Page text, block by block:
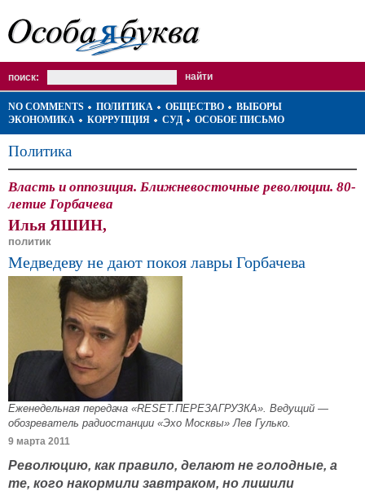
поиск:
NO COMMENTS ПОЛИТИКА ОБЩЕСТВО
ВЫБОРЫ
ЭКОНОМИКА
КОРРУПЦИЯ СУД ОСОБОЕ ПИСЬМО
Политика
Власть и оппозиция. Ближневосточные революции. 80-
летие Горбачева
Илья ЯШИН,
политик
Медведеву не дают покоя лавры Горбачева
Еженедельная передача «RESET.ПЕРЕЗАГРУЗКА». Ведущий —
обозреватель радиостанции «Эхо Москвы» Лев Гулько.
9 марта 2011
Революцию, как правило, делают не голодные, а
те, кого накормили завтраком, но лишили